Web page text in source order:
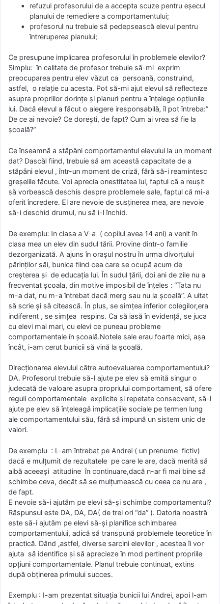
refuzul profesorului de a accepta scuze pentru eșecul
planului de remediere a comportamentului;
profesorul nu trebuie să pedepsească elevul pentru
întreruperea planului;
Ce presupune implicarea profesorului în problemele elevilor?
Simplu: în calitate de profesor trebuie să-mi exprim
preocuparea pentru elev văzut ca persoană, construind,
astfel, o relație cu acesta. Pot să-mi ajut elevul să reflecteze
asupra propriilor dorințe și planuri pentru a înțelege opțiunile
lui. Dacă elevul a făcut o alegere iresponsabilă, îl pot întreba:”
De ce ai nevoie? Ce dorești, de fapt? Cum ai vrea să fie la
școală?”
Ce înseamnă a stăpâni comportamentul elevului la un moment
dat? Dascăl fiind, trebuie să am această capacitate de a
stăpâni elevul , într-un moment de criză, fără să-i reamintesc
greșelile făcute. Voi aprecia onestitatea lui, faptul că a reușit
să vorbească deschis despre problemele sale, faptul că mi-a
oferit încredere. El are nevoie de susținerea mea, are nevoie
să-i deschid drumul, nu să i-l închid.
De exemplu: In clasa a V-a ( copilul avea 14 ani) a venit în
clasa mea un elev din sudul tării. Provine dintr-o familie
dezorganizată. A ajuns în orașul nostru în urma divorțului
părinților săi, bunica fiind cea care se ocupă acum de
creșterea și de educația lui. În sudul țării, doi ani de zile nu a
frecventat școala, din motive imposibil de înțeles : “Tata nu
m-a dat, nu m-a întrebat dacă merg sau nu la școală”. A uitat
să scrie și să citească. În plus, se simțea inferior colegilor,era
indiferent , se simțea respins. Ca să iasă în evidență, se juca
cu elevi mai mari, cu elevi ce puneau probleme
comportamentale în școală.Notele sale erau foarte mici, așa
încât, i-am cerut bunicii să vină la școală.
Direcționarea elevului către autoevaluarea comportamentului?
DA. Profesorul trebuie să-l ajute pe elev să emită singur o
judecată de valoare asupra propriului comportament, să ofere
reguli comportamentale explicite și repetate consecvent, să-l
ajute pe elev să înțeleagă implicațiile sociale pe termen lung
ale comportamentului său, fără să impună un sistem unic de
valori.
De exemplu : L-am întrebat pe Andrei ( un prenume fictiv)
dacă e mulțumit de rezultatele pe care le are, dacă merită să
aibă aceeași atitudine în continuare,dacă n-ar fi mai bine să
schimbe ceva, decât să se mulțumească cu ceea ce nu are ,
de fapt.
E nevoie să-i ajutăm pe elevi să-și schimbe comportamentul?
Răspunsul este DA, DA, DA( de trei ori “da” ). Datoria noastră
este să-i ajutăm pe elevi să-și planifice schimbarea
comportamentului, adică să transpună problemele teoretice în
practică. Dând ,astfel, diverse sarcini elevilor , acestea îi vor
ajuta să identifice și să aprecieze în mod pertinent propriile
opțiuni comportamentale. Planul trebuie continuat, extins
după obținerea primului succes.
Exemplu : I-am prezentat situația bunicii lui Andrei, apoi l-am